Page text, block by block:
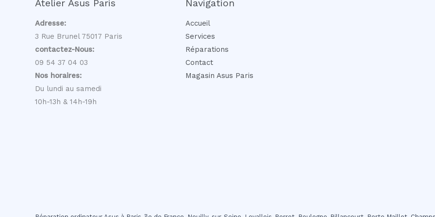
Atelier Asus Paris
Adresse:
3 Rue Brunel 75017 Paris
contactez-Nous:
09 54 37 04 03
Nos horaires:
Du lundi au samedi
10h-13h & 14h-19h
Navigation
Accueil
Services
Réparations
Contact
Magasin Asus Paris